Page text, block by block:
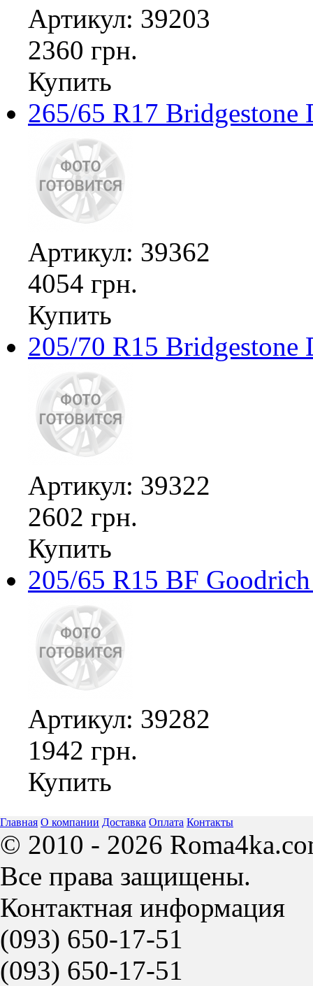
Артикул: 39203
2360 грн.
Купить
265/65 R17 Bridgestone
Артикул: 39362
4054 грн.
Купить
205/70 R15 Bridgestone
Артикул: 39322
2602 грн.
Купить
205/65 R15 BF
Артикул: 39282
1942 грн.
Купить
Главная О компании Доставка Оплата Контакты
© 2010 - 2026
Все права защищены.
Контактная информация
(093) 650-17-51
(093) 650-17-51